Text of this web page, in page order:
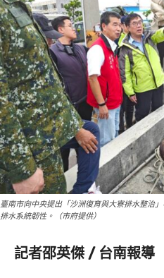
臺南市向中央提出「沙洲復育與大寮排水整治
排水系統韌性。（市府提供）
記者邵英傑 / 台南報導